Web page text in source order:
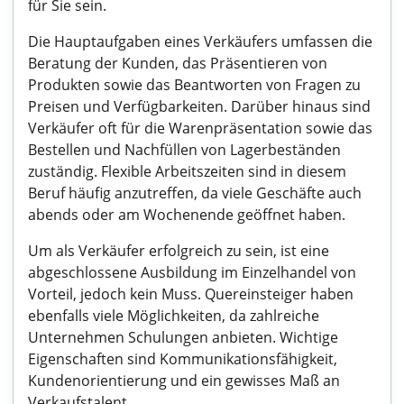
für Sie sein.
Die Hauptaufgaben eines Verkäufers umfassen die
Beratung der Kunden, das Präsentieren von
Produkten sowie das Beantworten von Fragen zu
Preisen und Verfügbarkeiten. Darüber hinaus sind
Verkäufer oft für die Warenpräsentation sowie das
Bestellen und Nachfüllen von Lagerbeständen
zuständig. Flexible Arbeitszeiten sind in diesem
Beruf häufig anzutreffen, da viele Geschäfte auch
abends oder am Wochenende geöffnet haben.
Um als Verkäufer erfolgreich zu sein, ist eine
abgeschlossene Ausbildung im Einzelhandel von
Vorteil, jedoch kein Muss. Quereinsteiger haben
ebenfalls viele Möglichkeiten, da zahlreiche
Unternehmen Schulungen anbieten. Wichtige
Eigenschaften sind Kommunikationsfähigkeit,
Kundenorientierung und ein gewisses Maß an